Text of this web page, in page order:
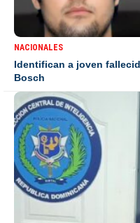
NACIONALES
Identifican a joven
Bosch